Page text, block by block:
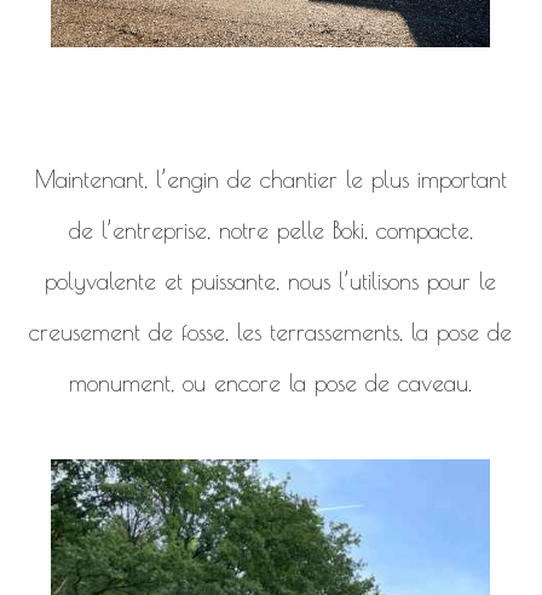
Maintenant, l’engin de chantier le plus important
de l’entreprise, notre pelle Boki, compacte,
polyvalente et puissante, nous l’utilisons pour le
creusement de fosse, les terrassements, la pose de
monument, ou encore la pose de caveau.